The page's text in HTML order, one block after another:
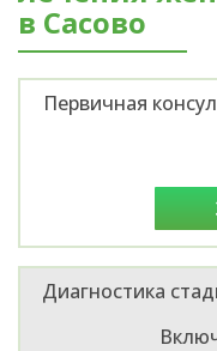
в Сасово
Первичная
Диагностика